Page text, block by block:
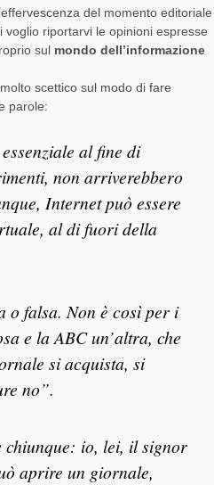
del momento editoriale
voglio riportarvi le opinioni espresse
sul mondo dell’informazione
scettico sul modo di fare
parole:
al fine di
non arriverebbero
Internet può essere
al di fuori della
o falsa. Non è così per i
e la ABC un’altra, che
si acquista, si
no”.
chiunque: io, lei, il signor
aprire un giornale,